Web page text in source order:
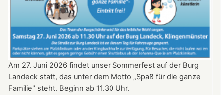
Uhr​​​​​​​​​​​​​​
Am 27. Juni 2026 findet unser Sommerfest auf der Burg
Landeck statt, das unter dem Motto „Spaß für die ganze
Familie" steht. Beginn ab 11.30 Uhr.